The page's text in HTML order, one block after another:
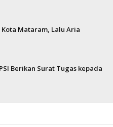
Kota Mataram, Lalu Aria
Berikan Surat Tugas kepada